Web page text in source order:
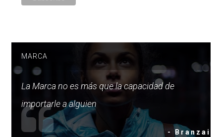
MARCA
La Marca no es más que la capacidad de
importarle a alguien
- Branzai